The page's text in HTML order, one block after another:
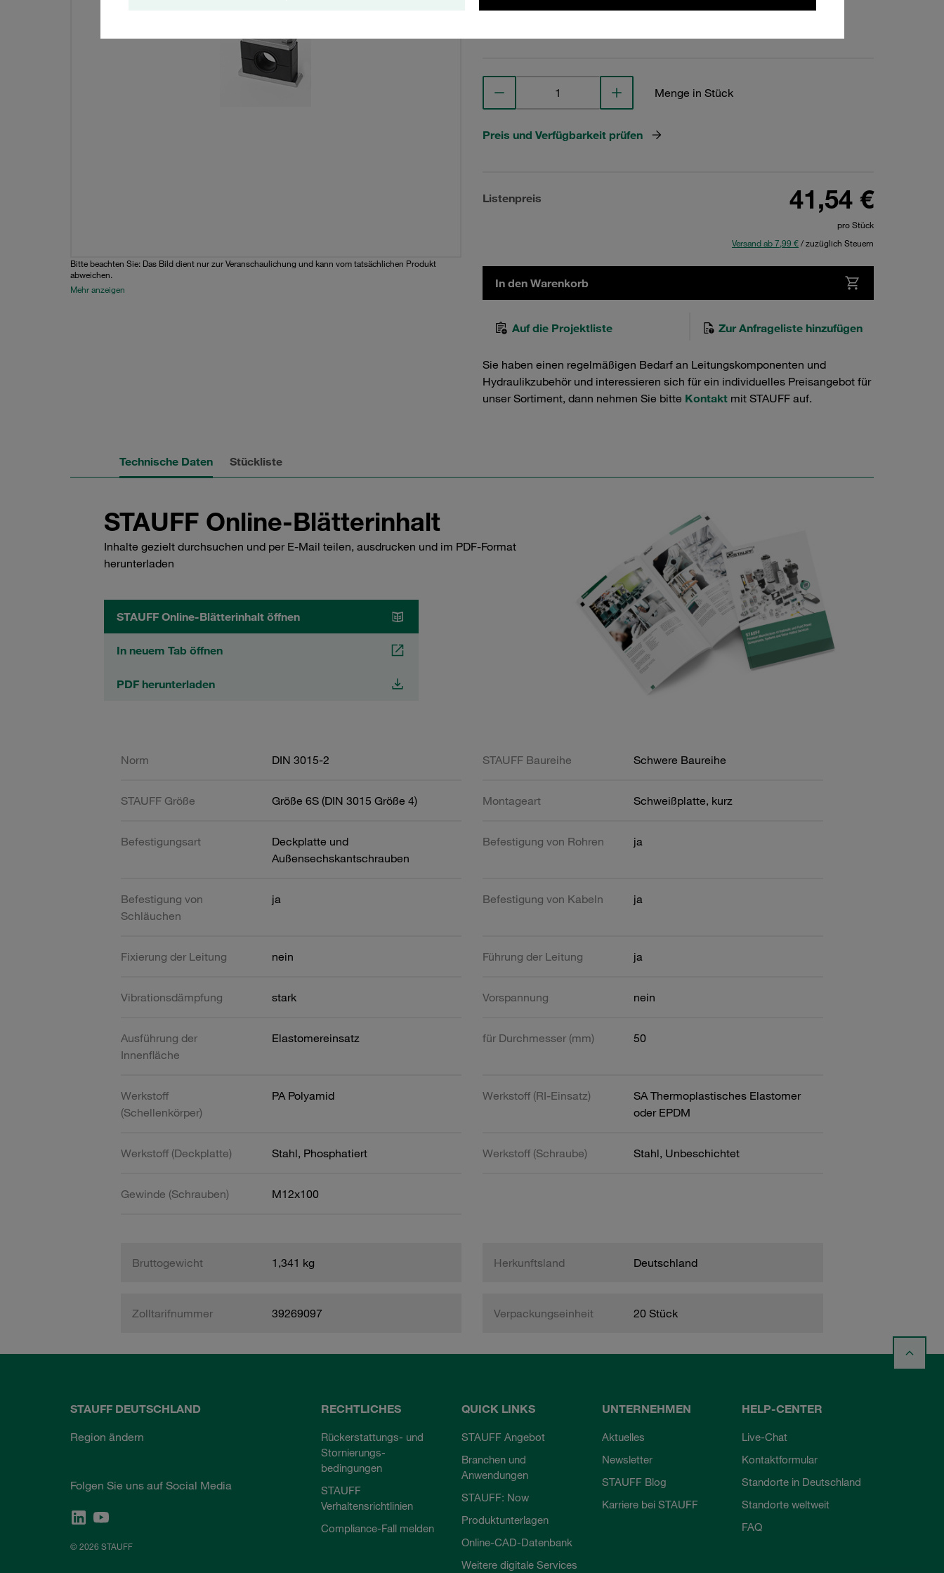
Bitte beachten Sie: Das Bild dient nur zur Veranschaulichung und kann vom tatsächlichen Produkt
abweichen.
Mehr anzeigen
Menge in Stück
Preis und Verfügbarkeit prüfen
Listenpreis 41,54 €
pro Stück
Versand ab 7,99 €/ zuzüglich Steuern
In den Warenkorb
Auf die Projektliste Zur Anfrageliste hinzufügen
Sie haben einen regelmäßigen Bedarf an Leitungskomponenten und
Hydraulikzubehör und interessieren sich für ein individuelles Preisangebot für
unser Sortiment, dann nehmen Sie bitte Kontakt mit STAUFF auf.
Technische Daten Stückliste
STAUFF Online-Blätterinhalt
Inhalte gezielt durchsuchen und per E-Mail teilen, ausdrucken und im PDF-Format
herunterladen
STAUFF Online-Blätterinhalt öffnen
In neuem Tab öffnen
PDF herunterladen
Norm DIN 3015-2 STAUFF Baureihe Schwere Baureihe
STAUFF Größe Größe 6S (DIN 3015 Größe 4) Montageart Schweißplatte, kurz
Befestigungsart
Deckplatte und
Außensechskantschrauben
Befestigung von Rohren ja
Befestigung von
Schläuchen
ja Befestigung von Kabeln ja
Fixierung der Leitung nein Führung der Leitung ja
Vibrationsdämpfung stark Vorspannung nein
Ausführung der
Innenfläche
Elastomereinsatz für Durchmesser (mm) 50
Werkstoff
(Schellenkörper)
PA Polyamid Werkstoff (RI-Einsatz)
SA Thermoplastisches Elastomer
oder EPDM
Werkstoff (Deckplatte) Stahl, Phosphatiert Werkstoff (Schraube) Stahl, Unbeschichtet
Gewinde (Schrauben) M12x100
Bruttogewicht 1,341 kg Herkunftsland Deutschland
Zolltarifnummer 39269097 Verpackungseinheit 20 Stück
STAUFF DEUTSCHLAND
Region ändern
Folgen Sie uns auf Social Media
© 2026 STAUFF
RECHTLICHES
Rückerstattungs- und
Stornierungs-
bedingungen
STAUFF
Verhaltensrichtlinien
Compliance-Fall melden
QUICK LINKS
STAUFF Angebot
Branchen und
Anwendungen
STAUFF: Now
Produktunterlagen
Online-CAD-Datenbank
Weitere digitale Services
UNTERNEHMEN
Aktuelles
Newsletter
STAUFF Blog
Karriere bei STAUFF
HELP-CENTER
Live-Chat
Kontaktformular
Standorte in Deutschland
Standorte weltweit
FAQ